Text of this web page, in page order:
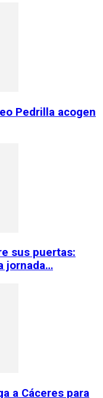
Pedrilla acogen
sus puertas:
jornada…
a Cáceres para